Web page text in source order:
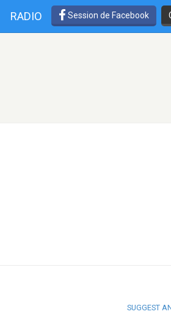
RADIO Session de Facebook
SUGGEST